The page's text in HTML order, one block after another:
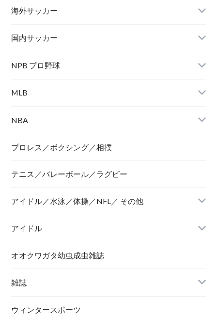
海外サッカー
国内サッカー
NPB プロ野球
MLB
NBA
プロレス／ボクシング／相撲
テニス／バレーボール／ラグビー
アイドル／水泳／体操／NFL／ その他
アイドル
オオクワガタ幼虫成虫雑誌
雑誌
ウィンタースポーツ